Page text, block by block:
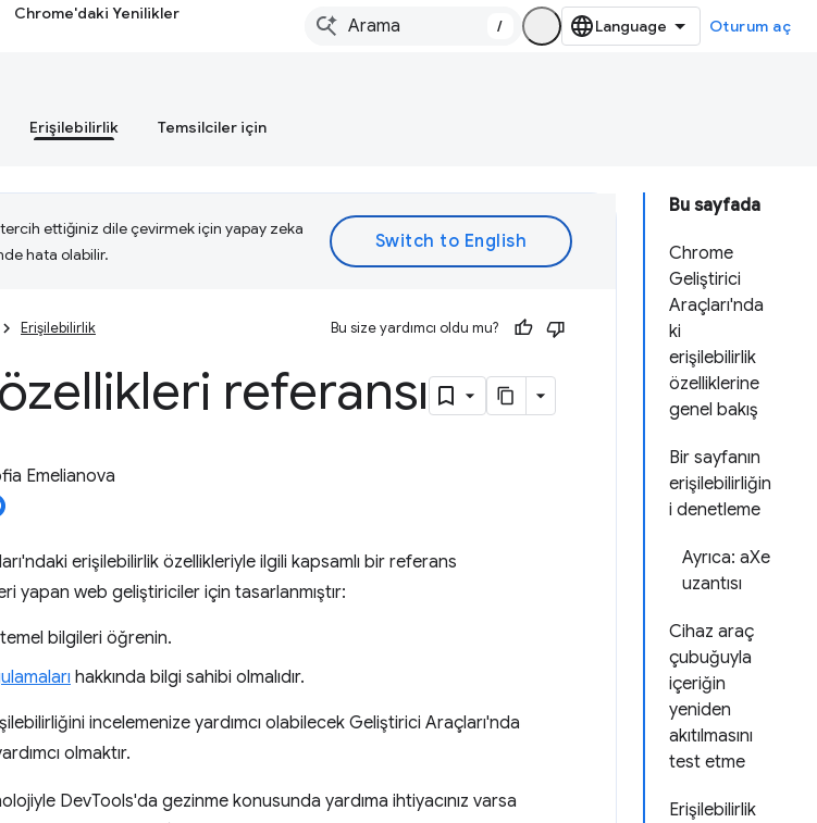
Chrome'daki Yenilikler
/ Oturum aç
Erişilebilirlik Temsilciler için
Bu sayfada
Chrome
Geliştirici
Araçları'nda
ki
erişilebilirlik
özelliklerine
genel bakış
Bir sayfanın
erişilebilirliğin
i denetleme
Ayrıca: aXe
uzantısı
Cihaz araç
çubuğuyla
içeriğin
yeniden
akıtılmasını
test etme
Erişilebilirlik
ettiğiniz dile çevirmek için yapay zeka
hata olabilir.
Erişilebilirlik Bu size yardımcı oldu mu?
referansı
Emelianova
erişilebilirlik özellikleriyle ilgili kapsamlı bir referans
yapan web geliştiriciler için tasarlanmıştır:
bilgileri öğrenin.
hakkında bilgi sahibi olmalıdır.
incelemenize yardımcı olabilecek Geliştirici Araçları'nda
olmaktır.
DevTools'da gezinme konusunda yardıma ihtiyacınız varsa